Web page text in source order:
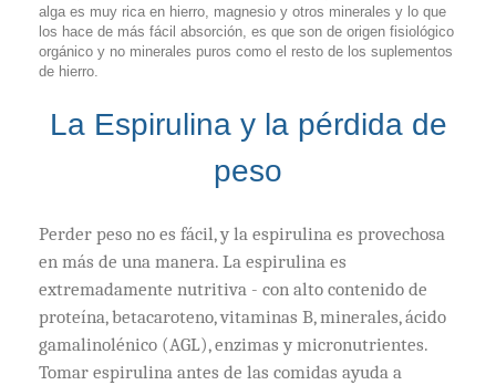
alga es muy rica en hierro, magnesio y otros minerales y lo que
los hace de más fácil absorción, es que son de origen fisiológico
orgánico y no minerales puros como el resto de los suplementos
de hierro.
La Espirulina y la pérdida de
peso
Perder peso no es fácil, y la espirulina es provechosa
en más de una manera. La espirulina es
extremadamente nutritiva - con alto contenido de
proteína, betacaroteno, vitaminas B, minerales, ácido
gamalinolénico (AGL), enzimas y micronutrientes.
Tomar espirulina antes de las comidas ayuda a